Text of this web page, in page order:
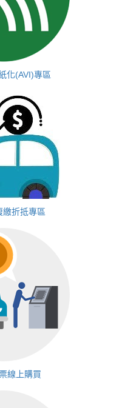
化(AVI)專區
繳折抵專區
線上購買